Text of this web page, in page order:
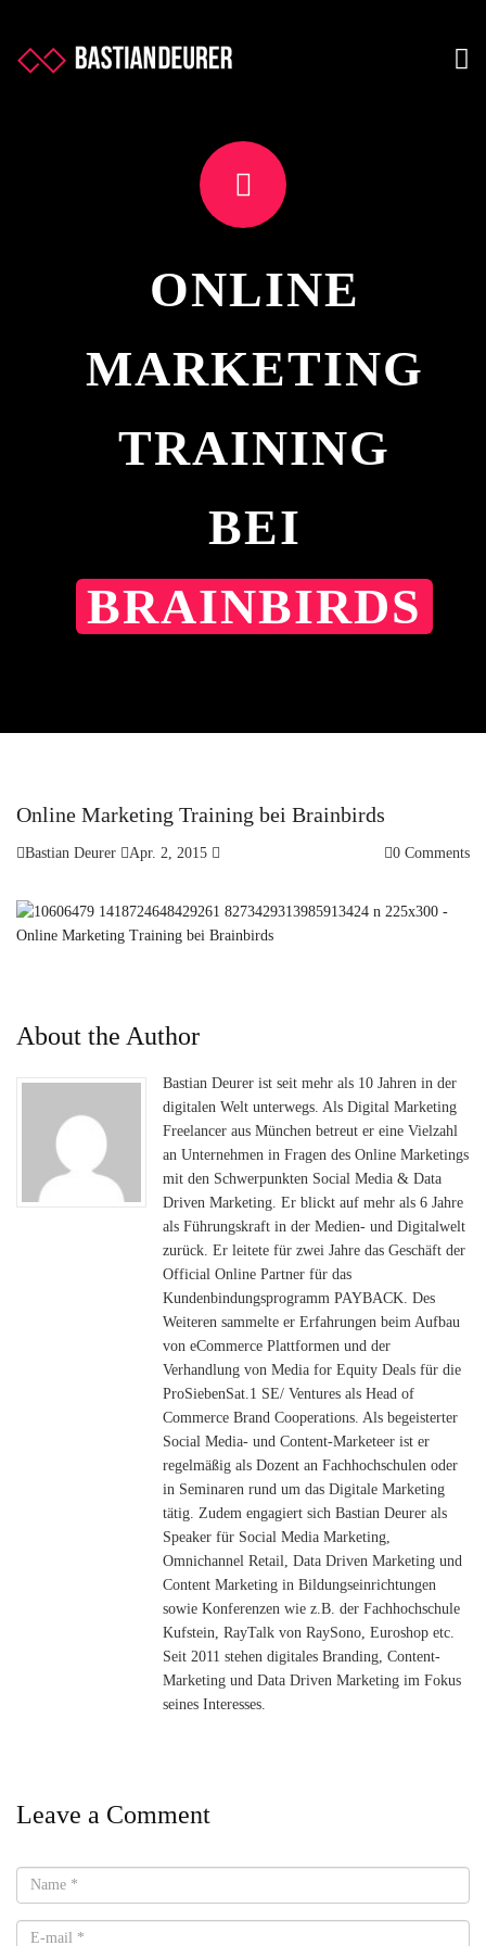
ONLINE
MARKETING
TRAINING
BEI
BRAINBIRDS
Online Marketing Training bei Brainbirds
Bastian Deurer Apr. 2, 2015 0 Comments
About the Author
Bastian Deurer ist seit mehr als 10 Jahren in der
digitalen Welt unterwegs. Als Digital Marketing
Freelancer aus München betreut er eine Vielzahl
an Unternehmen in Fragen des Online Marketings
mit den Schwerpunkten Social Media & Data
Driven Marketing. Er blickt auf mehr als 6 Jahre
als Führungskraft in der Medien- und Digitalwelt
zurück. Er leitete für zwei Jahre das Geschäft der
Official Online Partner für das
Kundenbindungsprogramm PAYBACK. Des
Weiteren sammelte er Erfahrungen beim Aufbau
von eCommerce Plattformen und der
Verhandlung von Media for Equity Deals für die
ProSiebenSat.1 SE/ Ventures als Head of
Commerce Brand Cooperations. Als begeisterter
Social Media- und Content-Marketeer ist er
regelmäßig als Dozent an Fachhochschulen oder
in Seminaren rund um das Digitale Marketing
tätig. Zudem engagiert sich Bastian Deurer als
Speaker für Social Media Marketing,
Omnichannel Retail, Data Driven Marketing und
Content Marketing in Bildungseinrichtungen
sowie Konferenzen wie z.B. der Fachhochschule
Kufstein, RayTalk von RaySono, Euroshop etc.
Seit 2011 stehen digitales Branding, Content-
Marketing und Data Driven Marketing im Fokus
seines Interesses.
Leave a Comment